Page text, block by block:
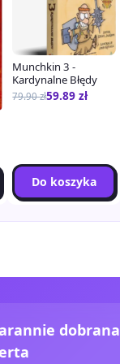
Munchkin 3 -
Kardynalne Błędy
79.90zł59.89zł
Do koszyka
dobrana